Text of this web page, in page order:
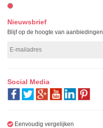
Nieuwsbrief
Blijf op de hoogte van aanbiedingen
Social Media
Eenvoudig vergelijken